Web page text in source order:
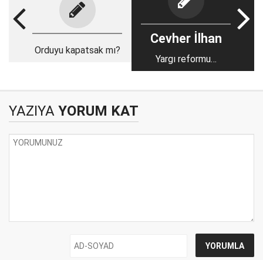
Orduyu kapatsak mı?
Cevher İlhan
Yargı reformu…
YAZIYA YORUM KAT